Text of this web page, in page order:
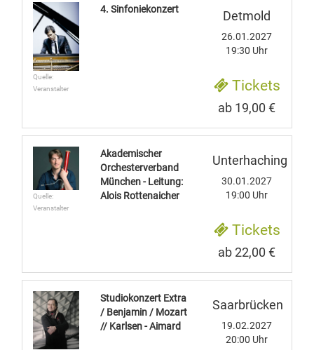
Quelle:
Veranstalter
4. Sinfoniekonzert Detmold
26.01.2027
19:30 Uhr
Tickets
ab 19,00 €
Quelle:
Veranstalter
Akademischer
Orchesterverband
München - Leitung:
Alois Rottenaicher
Unterhaching
30.01.2027
19:00 Uhr
Tickets
ab 22,00 €
Studiokonzert Extra
/ Benjamin / Mozart
// Karlsen - Aimard
Saarbrücken
19.02.2027
20:00 Uhr